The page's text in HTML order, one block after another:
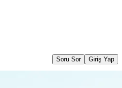
Soru Sor Giriş Yap